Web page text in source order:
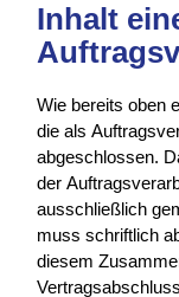
Inhalt
Wie bereits oben
die als
abgeschlossen.
der
ausschließlich
muss schriftlich
diesem